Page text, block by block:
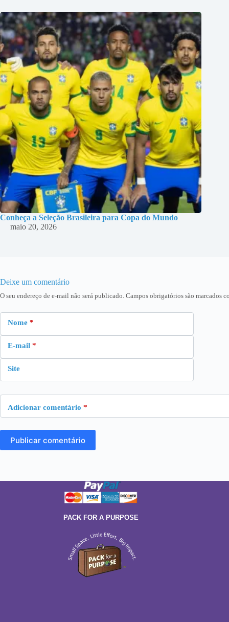
Conheça a Seleção Brasileira para Copa do Mundo
maio 20, 2026
Deixe um comentário
O seu endereço de e-mail não será publicado. Campos obrigatórios são marcados
Nome *
E-mail *
Site
Adicionar comentário *
Publicar comentário
PACK FOR A PURPOSE